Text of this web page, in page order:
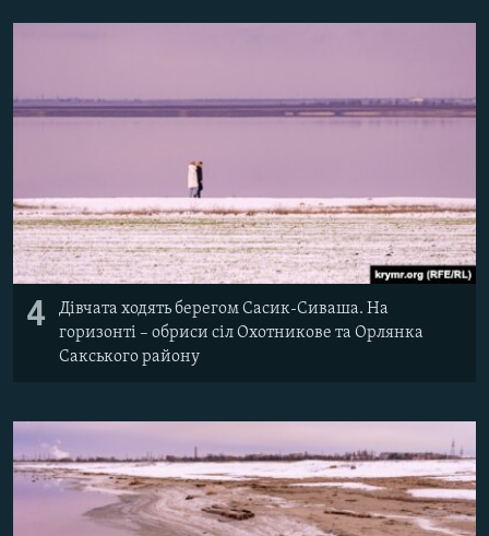
4
Дівчата ходять берегом Сасик-Сиваша. На
горизонті – обриси сіл Охотникове та Орлянка
Сакського району